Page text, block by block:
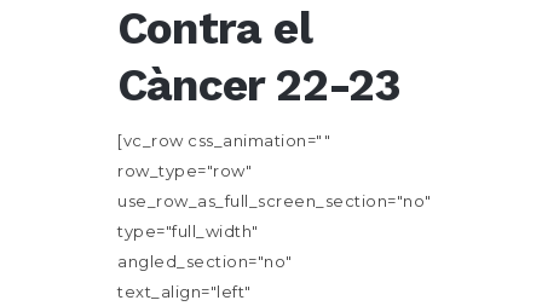
Contra el
Càncer 22-23
[vc_row css_animation=""
row_type="row"
use_row_as_full_screen_section="no"
type="full_width"
angled_section="no"
text_align="left"